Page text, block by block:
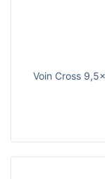
Voin Cross